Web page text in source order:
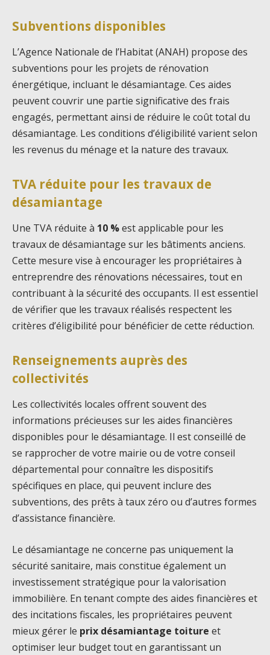
Subventions disponibles
L’Agence Nationale de l’Habitat (ANAH) propose des
subventions pour les projets de rénovation
énergétique, incluant le désamiantage. Ces aides
peuvent couvrir une partie significative des frais
engagés, permettant ainsi de réduire le coût total du
désamiantage. Les conditions d’éligibilité varient selon
les revenus du ménage et la nature des travaux.
TVA réduite pour les travaux de
désamiantage
Une TVA réduite à 10 %est applicable pour les
travaux de désamiantage sur les bâtiments anciens.
Cette mesure vise à encourager les propriétaires à
entreprendre des rénovations nécessaires, tout en
contribuant à la sécurité des occupants. Il est essentiel
de vérifier que les travaux réalisés respectent les
critères d’éligibilité pour bénéficier de cette réduction.
Renseignements auprès des
collectivités
Les collectivités locales offrent souvent des
informations précieuses sur les aides financières
disponibles pour le désamiantage. Il est conseillé de
se rapprocher de votre mairie ou de votre conseil
départemental pour connaître les dispositifs
spécifiques en place, qui peuvent inclure des
subventions, des prêts à taux zéro ou d’autres formes
d’assistance financière.
Le désamiantage ne concerne pas uniquement la
sécurité sanitaire, mais constitue également un
investissement stratégique pour la valorisation
immobilière. En tenant compte des aides financières et
des incitations fiscales, les propriétaires peuvent
mieux gérer le prix désamiantage toiture et
optimiser leur budget tout en garantissant un